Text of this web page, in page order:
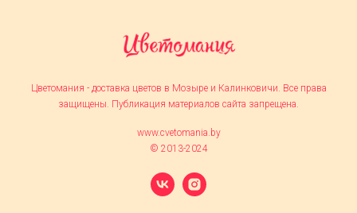
Цветомания - доставка цветов в Мозыре и Калинковичи. Все права
защищены. Публикация материалов сайта запрещена.
www.cvetomania.by
© 2013-2024